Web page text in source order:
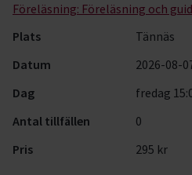
Föreläsning: Föreläsning och
Plats
Tännäs
Datum
2026-08-
Dag
fredag
Antal tillfällen
0
Pris
295 kr